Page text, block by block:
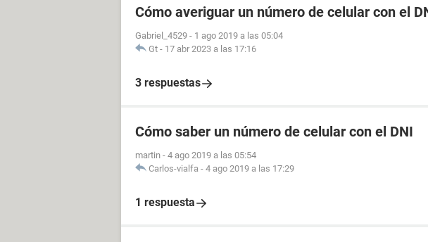
Cómo averiguar un número de celular con el
Gabriel_4529 - 1 ago 2019 a las 05:04
Gt - 17 abr 2023 a las 17:16
3 respuestas
Cómo saber un número de celular con el DNI
martin - 4 ago 2019 a las 05:54
Carlos-vialfa - 4 ago 2019 a las 17:29
1 respuesta